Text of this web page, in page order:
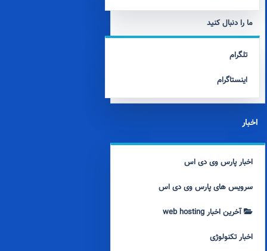
ما را دنبال کنید
تلگرام
اینستاگرام
اخبار
اخبار پارس وی دی اس
سرویس های پارس وی دی اس
آخرین اخبار web hosting
اخبار تکنولوژی